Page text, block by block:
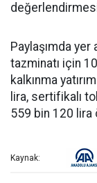
Paylaşımda yer
tazminatı için
kalkınma
lira, sertifikalı
559 bin 120 lira
Kaynak: